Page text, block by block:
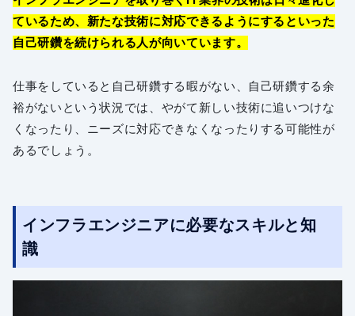
ているため、新たな技術に対応できるようにするといった
自己研鑽を続けられる人が向いています。
仕事をしていると自己研鑽する暇がない、自己研鑽する余
裕がないという状況では、やがて新しい技術に追いつけな
くなったり、ニーズに対応できなくなったりする可能性が
あるでしょう。
インフラエンジニアに必要なスキルと知
識